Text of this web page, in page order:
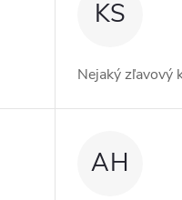
KS
Nejaký zľavový
AH